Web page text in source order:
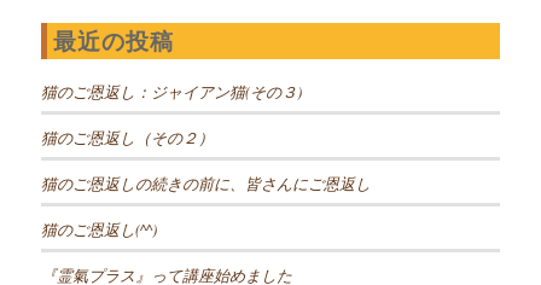
最近の投稿
猫のご恩返し：ジャイアン猫(その３)
猫のご恩返し（その２）
猫のご恩返しの続きの前に、皆さんにご恩返し
猫のご恩返し(^^)
『霊氣プラス』って講座始めました